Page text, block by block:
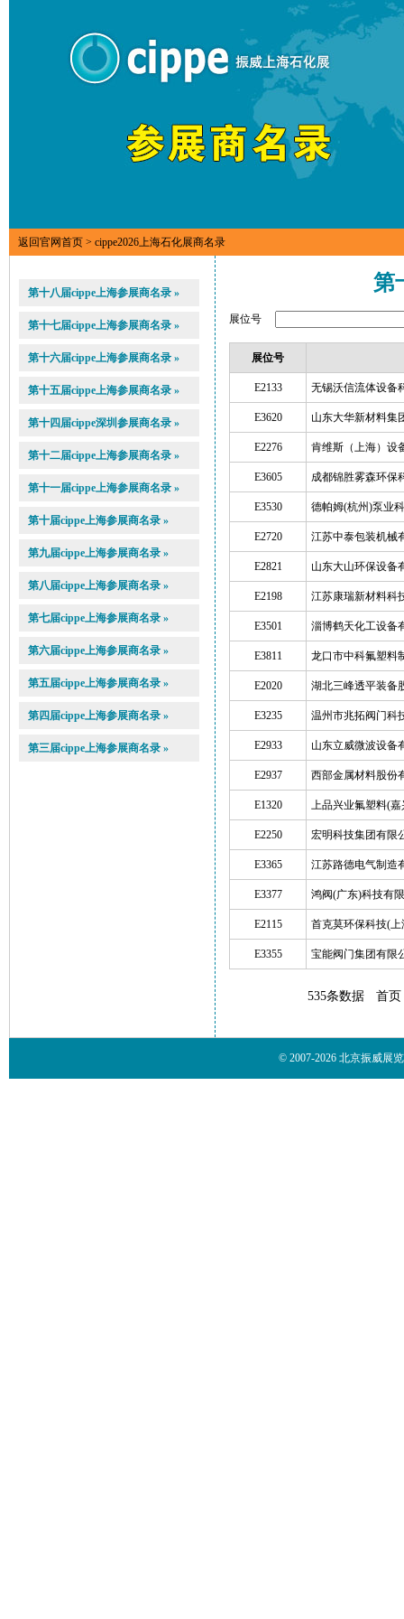
返回官网首页 > cippe2026上海石化展商名录
第十八届cippe上海参展商名录 »
第十七届cippe上海参展商名录 »
第十六届cippe上海参展商名录 »
第十五届cippe上海参展商名录 »
第十四届cippe深圳参展商名录 »
第十二届cippe上海参展商名录 »
第十一届cippe上海参展商名录 »
第十届cippe上海参展商名录 »
第九届cippe上海参展商名录 »
第八届cippe上海参展商名录 »
第七届cippe上海参展商名录 »
第六届cippe上海参展商名录 »
第五届cippe上海参展商名录 »
第四届cippe上海参展商名录 »
第三届cippe上海参展商名录 »
第
展位号
展位号
E2133 无锡沃信流体设备
E3620 山东大华新材料集
E2276 肯维斯（上海）设
E3605 成都锦胜雾森环保
E3530 德帕姆(杭州)泵业
E2720 江苏中泰包装机械
E2821 山东大山环保设备
E2198 江苏康瑞新材料科
E3501 淄博鹤天化工设备
E3811 龙口市中科氟塑料
E2020 湖北三峰透平装备
E3235 温州市兆拓阀门科
E2933 山东立威微波设备
E2937 西部金属材料股份
E1320 上品兴业氟塑料(
E2250 宏明科技集团有限
E3365 江苏路德电气制造
E3377 鸿阀(广东)科技有
E2115 首克莫环保科技(
E3355 宝能阀门集团有限
535条数据 首页
© 2007-2026 北京振威